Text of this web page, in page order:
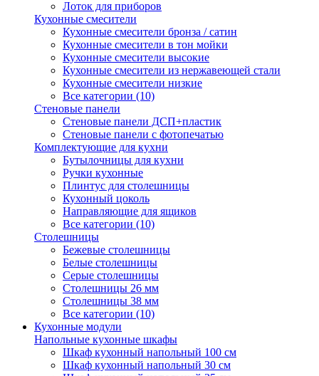
Лоток для приборов
Кухонные смесители
Кухонные смесители бронза / сатин
Кухонные смесители в тон мойки
Кухонные смесители высокие
Кухонные смесители из нержавеющей стали
Кухонные смесители низкие
Все категории (10)
Стеновые панели
Стеновые панели ДСП+пластик
Стеновые панели с фотопечатью
Комплектующие для кухни
Бутылочницы для кухни
Ручки кухонные
Плинтус для столешницы
Кухонный цоколь
Направляющие для ящиков
Все категории (10)
Столешницы
Бежевые столешницы
Белые столешницы
Серые столешницы
Столешницы 26 мм
Столешницы 38 мм
Все категории (10)
Кухонные модули
Напольные кухонные шкафы
Шкаф кухонный напольный 100 см
Шкаф кухонный напольный 30 см